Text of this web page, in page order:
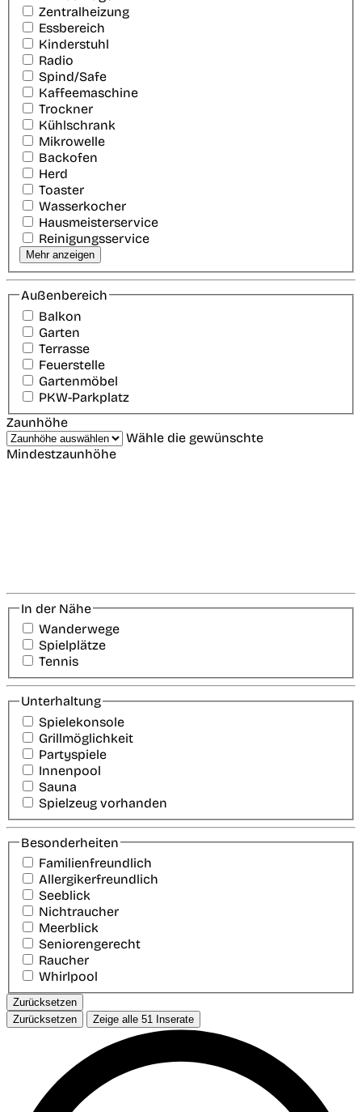
Zentralheizung
Essbereich
Kinderstuhl
Radio
Spind/Safe
Kaffeemaschine
Trockner
Kühlschrank
Mikrowelle
Backofen
Herd
Toaster
Wasserkocher
Hausmeisterservice
Reinigungsservice
Mehr anzeigen
Außenbereich
Balkon
Garten
Terrasse
Feuerstelle
Gartenmöbel
PKW-Parkplatz
Zaunhöhe
Wähle die gewünschte
Mindestzaunhöhe
In der Nähe
Wanderwege
Spielplätze
Tennis
Unterhaltung
Spielekonsole
Grillmöglichkeit
Partyspiele
Innenpool
Sauna
Spielzeug vorhanden
Besonderheiten
Familienfreundlich
Allergikerfreundlich
Seeblick
Nichtraucher
Meerblick
Seniorengerecht
Raucher
Whirlpool
Zurücksetzen
Zurücksetzen
Zeige alle 51 Inserate